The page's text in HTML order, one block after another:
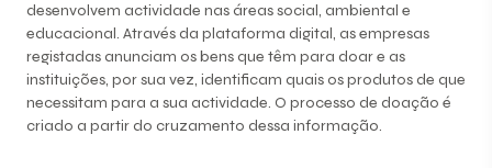
desenvolvem actividade nas áreas social, ambiental e
educacional. Através da plataforma digital, as empresas
registadas anunciam os bens que têm para doar e as
instituições, por sua vez, identificam quais os produtos de que
necessitam para a sua actividade. O processo de doação é
criado a partir do cruzamento dessa informação.